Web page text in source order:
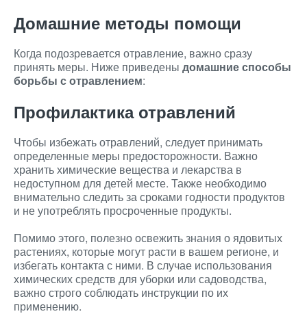
Домашние методы помощи
Когда подозревается отравление, важно сразу
принять меры. Ниже приведены домашние способы
борьбы с отравлением:
Профилактика отравлений
Чтобы избежать отравлений, следует принимать
определенные меры предосторожности. Важно
хранить химические вещества и лекарства в
недоступном для детей месте. Также необходимо
внимательно следить за сроками годности продуктов
и не употреблять просроченные продукты.
Помимо этого, полезно освежить знания о ядовитых
растениях, которые могут расти в вашем регионе, и
избегать контакта с ними. В случае использования
химических средств для уборки или садоводства,
важно строго соблюдать инструкции по их
применению.